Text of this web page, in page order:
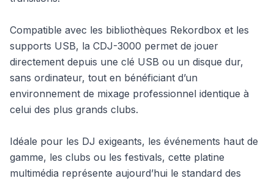
Compatible avec les bibliothèques Rekordbox et les
supports USB, la CDJ-3000 permet de jouer
directement depuis une clé USB ou un disque dur,
sans ordinateur, tout en bénéficiant d’un
environnement de mixage professionnel identique à
celui des plus grands clubs.
Idéale pour les DJ exigeants, les événements haut de
gamme, les clubs ou les festivals, cette platine
multimédia représente aujourd’hui le standard des